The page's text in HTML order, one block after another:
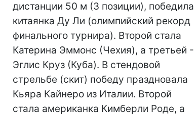
дистанции 50 м (3 позиции), победила
китаянка Ду Ли (олимпийский рекорд
финального турнира). Второй стала
Катерина Эммонс (Чехия), а третьей -
Эглис Круз (Куба). В стендовой
стрельбе (скит) победу праздновала
Кьяра Кайнеро из Италии. Второй
стала американка Кимберли Роде, а